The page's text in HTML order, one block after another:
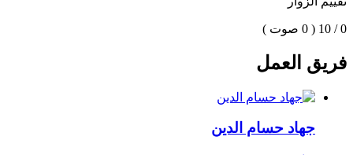
0 / 10 ( 0 صوت )
فريق العمل
جهاد حسام الدين